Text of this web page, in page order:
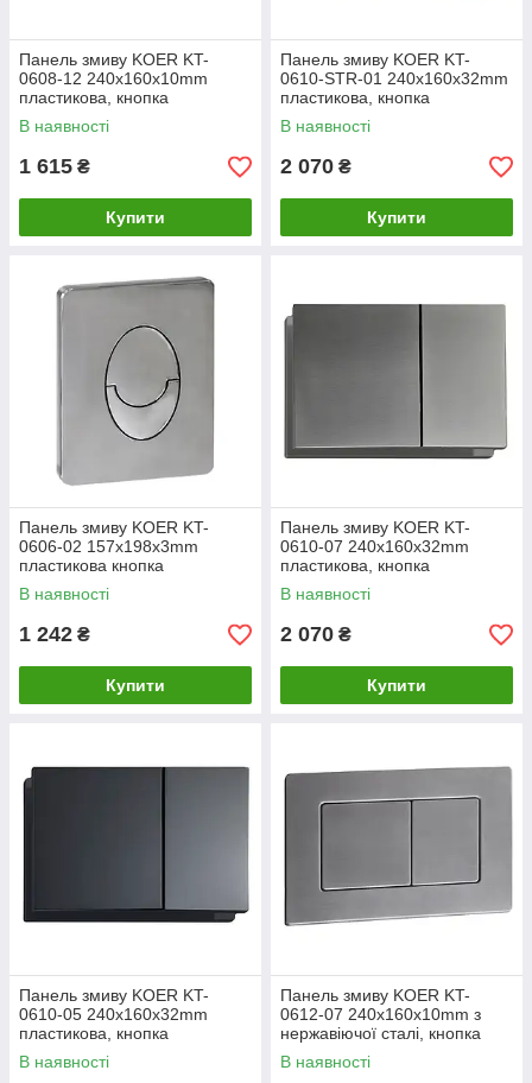
Панель змиву KOER KT-
0608-12 240x160x10mm
пластикова, кнопка
закруглена (колір матове
золото) (KR6126)
В наявності
1 615 ₴
Купити
Панель змиву KOER KT-
0610-STR-01 240x160x32mm
пластикова, кнопка
квадратна (колір хром з
лінійною структурою)
(KR6147)
В наявності
2 070 ₴
Купити
Панель змиву KOER KT-
0606-02 157x198x3mm
пластикова кнопка
заокруглена (SS COLOR)
(KR6238)
В наявності
1 242 ₴
Купити
Панель змиву KOER KT-
0610-07 240x160x32mm
пластикова, кнопка
квадратна (колір графіт)
(KR6138)
В наявності
2 070 ₴
Купити
Панель змиву KOER KT-
0610-05 240x160x32mm
пластикова, кнопка
квадратна (колір чорний
матовий) (KR6136)
В наявності
Панель змиву KOER KT-
0612-07 240x160x10mm з
нержавіючої сталі, кнопка
квадратна (колір графіт)
(KR6122)
В наявності